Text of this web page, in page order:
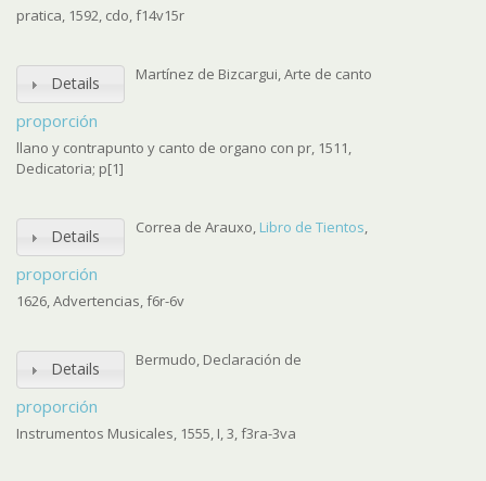
pratica, 1592, cdo, f14v15r
Details
proporción
Martínez de Bizcargui, Arte de canto
llano y contrapunto y canto de organo con pr, 1511,
Dedicatoria; p[1]
Details
proporción
Correa de Arauxo, Libro de Tientos,
1626, Advertencias, f6r-6v
Details
proporción
Bermudo, Declaración de
Instrumentos Musicales, 1555, I, 3, f3ra-3va